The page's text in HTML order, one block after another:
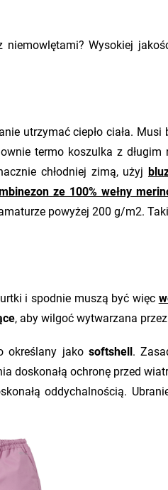
Wysokiej
utrzymać ciepło ciała.
termo koszulka z
chłodniej zimą, użyj
ze 100% wełny
powyżej 200 g/m2.
i spodnie muszą być więc
, aby wilgoć wytwarzana
określany jako softshell.
ochronę przed
oddychalnością.